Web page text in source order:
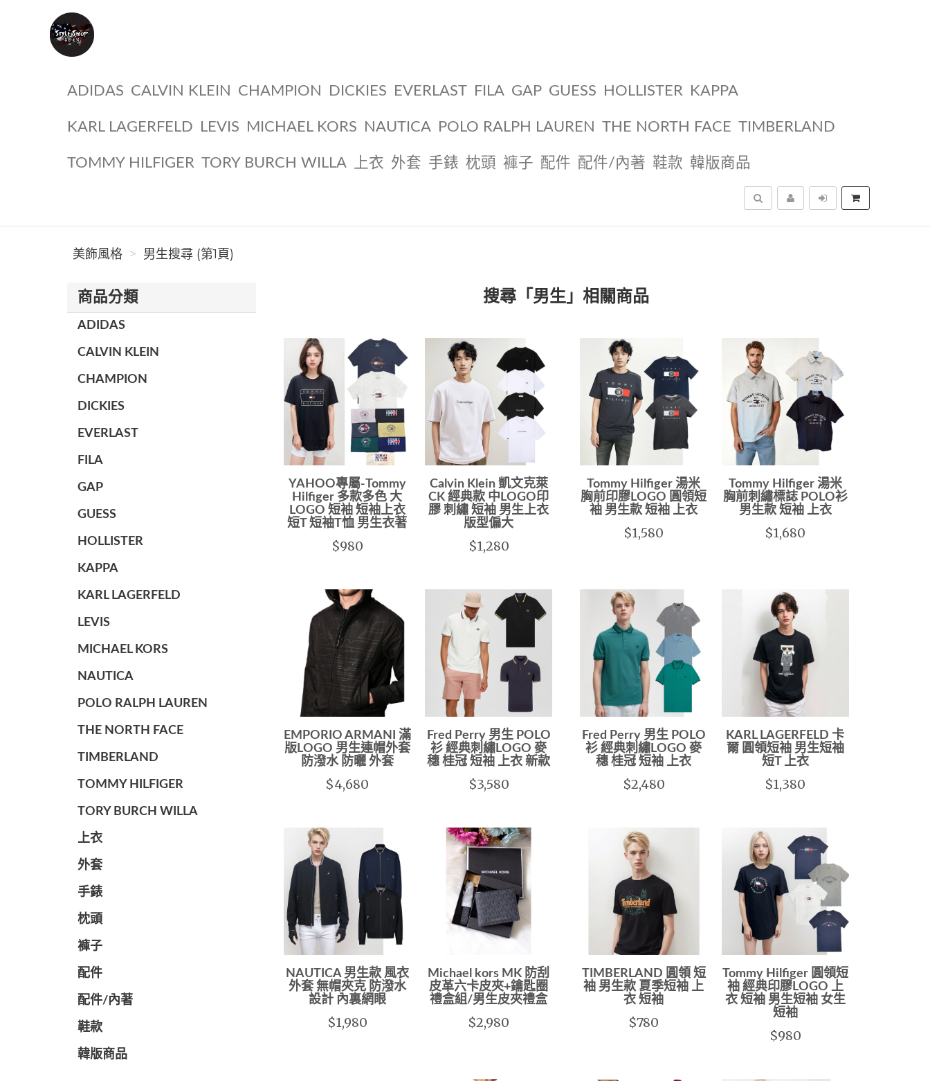
ADIDAS CALVIN KLEIN CHAMPION DICKIES EVERLAST FILA GAP GUESS HOLLISTER KAPPA
KARL LAGERFELD LEVIS MICHAEL KORS NAUTICA POLO RALPH LAUREN THE NORTH FACE TIMBERLAND
TOMMY HILFIGER TORY BURCH WILLA 上衣 外套 手錶 枕頭 褲子 配件 配件/內著 鞋款 韓版商品
搜尋
美飾風格 男生搜尋 (第1頁)
商品分類
ADIDAS
CALVIN KLEIN
CHAMPION
DICKIES
EVERLAST
FILA
GAP
GUESS
HOLLISTER
KAPPA
KARL LAGERFELD
LEVIS
MICHAEL KORS
NAUTICA
POLO RALPH LAUREN
THE NORTH FACE
TIMBERLAND
TOMMY HILFIGER
TORY BURCH WILLA
上衣
外套
手錶
枕頭
褲子
配件
配件/內著
鞋款
韓版商品
搜尋「男生」相關商品
YAHOO專屬-Tommy
Hilfiger 多款多色 大
LOGO 短袖 短袖上衣
短T 短袖T恤 男生衣著
$980
Calvin Klein 凱文克萊
CK 經典款 中LOGO印
膠 刺繡 短袖 男生上衣
版型偏大
$1,280
Tommy Hilfiger 湯米
胸前印膠LOGO 圓領短
袖 男生款 短袖 上衣
$1,580
Tommy Hilfiger 湯米
胸前刺繡標誌 POLO衫
男生款 短袖 上衣
$1,680
EMPORIO ARMANI 滿
版LOGO 男生連帽外套
防潑水 防曬 外套
$4,680
Fred Perry 男生 POLO
衫 經典刺繡LOGO 麥
穗 桂冠 短袖 上衣 新款
$3,580
Fred Perry 男生 POLO
衫 經典刺繡LOGO 麥
穗 桂冠 短袖 上衣
$2,480
KARL LAGERFELD 卡
爾 圓領短袖 男生短袖
短T 上衣
$1,380
NAUTICA 男生款 風衣
外套 無帽夾克 防潑水
設計 內裏網眼
$1,980
Michael kors MK 防刮
皮革六卡皮夾+鑰匙圈
禮盒組/男生皮夾禮盒
$2,980
TIMBERLAND 圓領 短
袖 男生款 夏季短袖 上
衣 短袖
$780
Tommy Hilfiger 圓領短
袖 經典印膠LOGO 上
衣 短袖 男生短袖 女生
短袖
$980